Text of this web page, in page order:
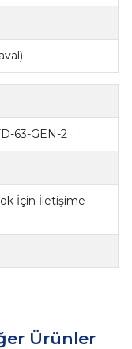
63-GEN-2
İçin İletişime
Ürünler